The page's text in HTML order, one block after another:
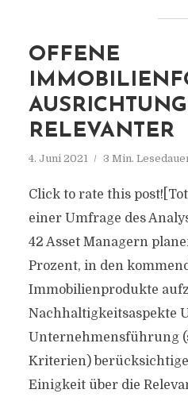
OFFENE
RELEVANTER
4. Juni 2021 3 Min.
Click to rate this
einer Umfrage des
42 Asset Managern
Prozent, in den
Immobilienprodukte
Nachhaltigkeitsaspekte
Unternehmensführung
Kriterien)
Einigkeit über die